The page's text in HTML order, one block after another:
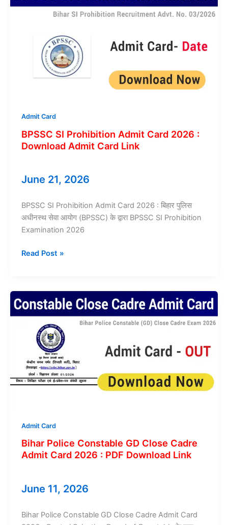
Exam
Admit Card
BPSSC SI Prohibition Admit Card 2026 :
Download Admit Card Link
June 21, 2026
BPSSC SI Prohibition Admit Card 2026 : बिहार पुलिस
अधीनस्थ सेवा आयोग (BPSSC) के द्वारा BPSSC SI Prohibition
Examination 2026
BPSSC
Admit
Card
2026
Download
Admit
Card
Link
Read Post »
Admit Card
Bihar Police Constable GD Close Cadre
Admit Card 2026 : PDF Download Link
June 11, 2026
Bihar Police Constable GD Close Cadre Admit Card